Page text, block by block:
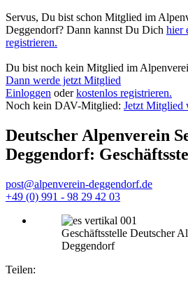
Servus, Du bist schon Mitglied im
Deggendorf? Dann kannst Du Dich hier
registrieren.
Du bist noch kein Mitglied im
Dann werde jetzt Mitglied
Einloggen oderkostenlos registrieren.
Noch kein DAV-Mitglied: Jetzt Mitglied
Deutscher Alpenverein
Deggendorf:
post@alpenverein-deggendorf.de
+49 (0) 991 - 98 29 42 03
Geschäftsstelle Deutscher
Deggendorf
Teilen: